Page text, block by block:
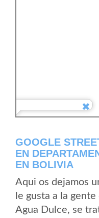
GOOGLE
EN
EN BOLIVIA
Aqui os dejamos
le gusta a la
Agua Dulce, se